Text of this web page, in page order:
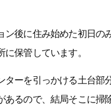
ン後に住み始めた初日の
保管しています。
ターを引っかける土台部
あるので、結局そこに掃